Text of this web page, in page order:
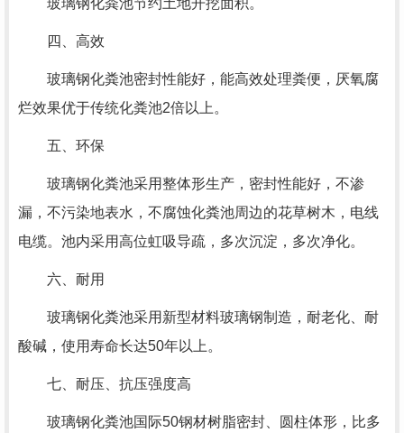
玻璃钢化粪池节约土地开挖面积。
四、高效
玻璃钢化粪池密封性能好，能高效处理粪便，厌氧腐
烂效果优于传统化粪池2倍以上。
五、环保
玻璃钢化粪池采用整体形生产，密封性能好，不渗
漏，不污染地表水，不腐蚀化粪池周边的花草树木，电线
电缆。池内采用高位虹吸导疏，多次沉淀，多次净化。
六、耐用
玻璃钢化粪池采用新型材料玻璃钢制造，耐老化、耐
酸碱，使用寿命长达50年以上。
七、耐压、抗压强度高
玻璃钢化粪池国际50钢材树脂密封、圆柱体形，比多